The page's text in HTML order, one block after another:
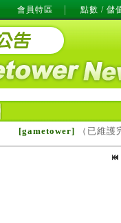
會員特區 點數 / 儲
[gametower] （已維